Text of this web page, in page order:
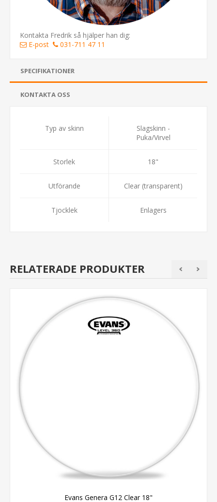
Kontakta Fredrik så hjälper han dig:
E-post
031-711 47 11
SPECIFIKATIONER
KONTAKTA OSS
Typ av skinn
Slagskinn -
Puka/Virvel
Storlek 18"
Utförande Clear (transparent)
Tjocklek Enlagers
RELATERADE PRODUKTER
Evans Genera G12 Clear 18"